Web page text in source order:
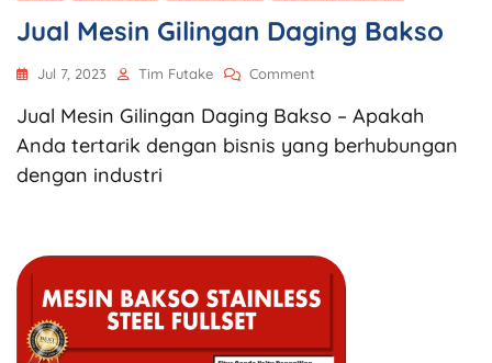
Jual Mesin Gilingan Daging Bakso
Jul 7, 2023 Tim Futake Comment
Jual Mesin Gilingan Daging Bakso – Apakah
Anda tertarik dengan bisnis yang berhubungan
dengan industri